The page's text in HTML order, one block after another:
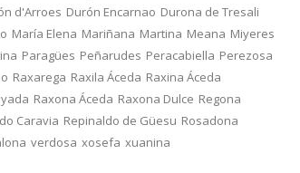
d'Arroes Durón Encarnao Durona de Tresali
María Elena Mariñana Martina Meana Miyeres
Paragües Peñarudes Peracabiella Perezosa
Raxarega Raxila Áceda Raxina Áceda
Raxona Áceda Raxona Dulce Regona
Caravia Repinaldo de Güesu Rosadona
verdosa xosefa xuanina